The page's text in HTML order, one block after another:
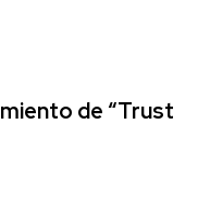
de “Trust